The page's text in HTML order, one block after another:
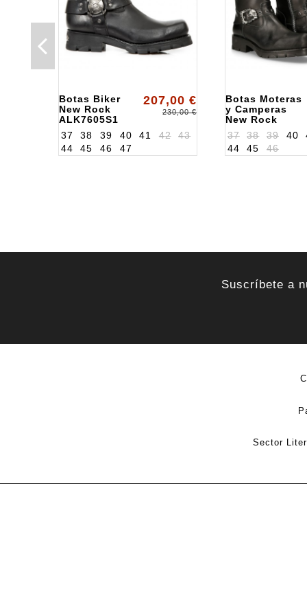
Botas Biker
New Rock
ALK7605S1
207,00 €
230,00 €
37 38 39 40 41 42
43
44
45 46 47
Botas Moteras
y Camperas
New Rock
ALK7601CC1
37 38 39 40
44
45 46
Suscríbete a
Sector